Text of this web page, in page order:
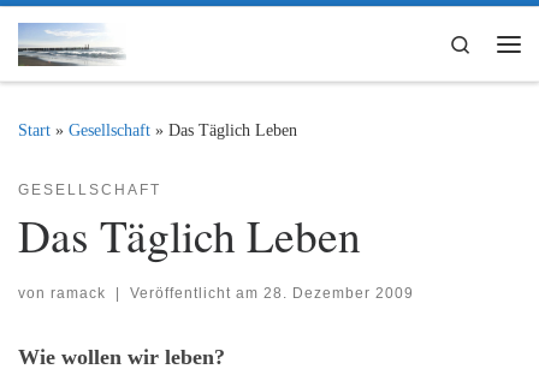
Zum Inhalt springen
Search
Start » Gesellschaft » Das Täglich Leben
GESELLSCHAFT
Das Täglich Leben
von ramack | Veröffentlicht am 28. Dezember 2009
Wie wollen wir leben?